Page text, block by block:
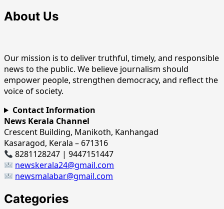
About Us
Our mission is to deliver truthful, timely, and responsible
news to the public. We believe journalism should
empower people, strengthen democracy, and reflect the
voice of society.
Contact Information
News Kerala Channel
Crescent Building, Manikoth, Kanhangad
Kasaragod, Kerala – 671316
8281128247 | 9447151447
newskerala24@gmail.com
newsmalabar@gmail.com
Categories